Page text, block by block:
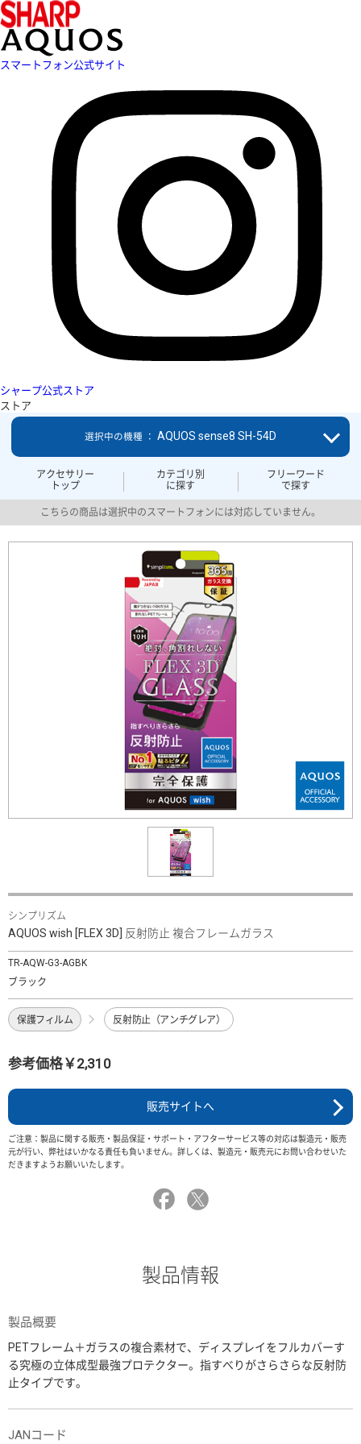
スマートフォン公式サイト
シャープ公式ストア
ストア
アクセサリー
トップ
カテゴリ別
に探す
フリーワード
で探す
選択中の機種 ： AQUOS sense8 SH-54D
こちらの商品は選択中のスマートフォンには対応していません。
シンプリズム
AQUOS wish [FLEX 3D] 反射防止 複合フレームガラス
TR-AQW-G3-AGBK
ブラック
保護フィルム 反射防止（アンチグレア）
参考価格￥2,310
販売サイトへ
ご注意：製品に関する販売・製品保証・サポート・アフターサービス等の対応は製造元・販売
元が行い、弊社はいかなる責任も負いません。詳しくは、製造元・販売元にお問い合わせいた
だきますようお願いいたします。
製品情報
製品概要
PETフレーム＋ガラスの複合素材で、ディスプレイをフルカバーす
る究極の立体成型最強プロテクター。指すべりがさらさらな反射防
止タイプです。
JANコード